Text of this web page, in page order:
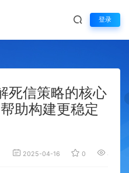
登录
死信策略的核心
助构建更稳定
2025-04-16 0 4,163